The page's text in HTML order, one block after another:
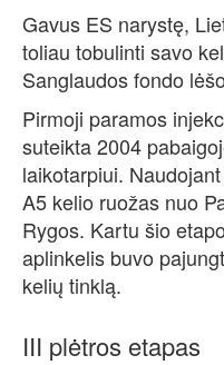
Gavus ES narystę,
toliau tobulinti savo
Sanglaudos fondo
Pirmoji paramos
suteikta 2004
laikotarpiui.
A5 kelio ruožas nuo
Rygos. Kartu šio
aplinkelis buvo
kelių tinklą.
III plėtros etapas